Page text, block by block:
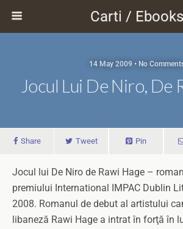
Carti / Ebooks
14 May 2009 • No
Jocul Lui De Niro, De
Share Tweet Pin
Jocul lui De Niro de Rawi Hage –
premiului International IMPAC Dublin
2008. Romanul de debut al artistului
libaneză Rawi Hage a intrat în forţă în